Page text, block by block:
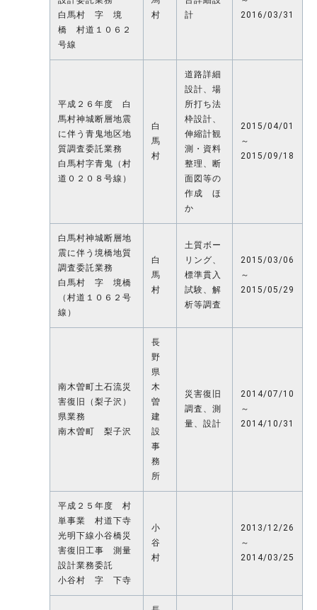
白馬村 字 境
橋 村道１０６２
号線
村
計
2016/03/31
平成２６年度 白
馬村神城断層地震
に伴う青鬼地区地
質調査委託業務
白馬村字青鬼（村
道０２０８号線）
白
馬
村
道路詳細
設計、場
所打ち法
枠設計、
伸縮計観
測・資料
整理、断
面図等の
作成 ほ
か
2015/04/01
～
2015/09/18
白馬村神城断層地
震に伴う境橋地質
調査委託業務
白馬村 字 境橋
（村道１０６２号
線）
白
馬
村
土質ボー
リング、
標準貫入
試験、解
析等調査
2015/03/06
～
2015/05/29
南木曽町土石流災
害復旧（梨子沢）
県業務
南木曽町 梨子沢
長
野
県
木
曽
建
設
事
務
所
災害復旧
調査、測
量、設計
2014/07/10
～
2014/10/31
平成２５年度 村
単事業 村道下寺
光明下線小谷橋災
害復旧工事 測量
設計業務委託
小谷村 字 下寺
小
谷
村
2013/12/26
～
2014/03/25